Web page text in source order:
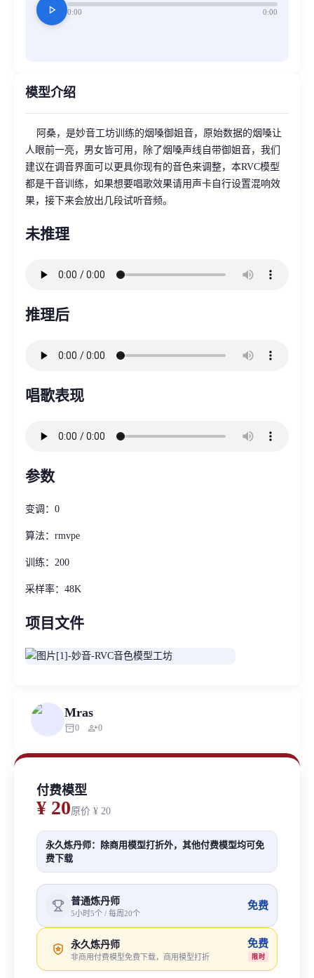
play_arrow 0:00 0:00
模型介绍
阿桑，是妙音工坊训练的烟嗓御姐音，原始数据的烟嗓让
人眼前一亮，男女皆可用，除了烟嗓声线自带御姐音，我们
建议在调音界面可以更具你现有的音色来调整，本RVC模型
都是干音训练，如果想要唱歌效果请用声卡自行设置混响效
果，接下来会放出几段试听音频。
未推理
推理后
唱歌表现
参数
变调：0
算法：rmvpe
训练：200
采样率：48K
项目文件
Mras
inventory_20 person_add0
付费模型
¥ 20原价 ¥ 20
永久炼丹师：除商用模型打折外，其他付费模型均可免
费下载
普通炼丹师
5小时5个 / 每周20个
免费
永久炼丹师
非商用付费模型免费下载，商用模型打折
免费
限时